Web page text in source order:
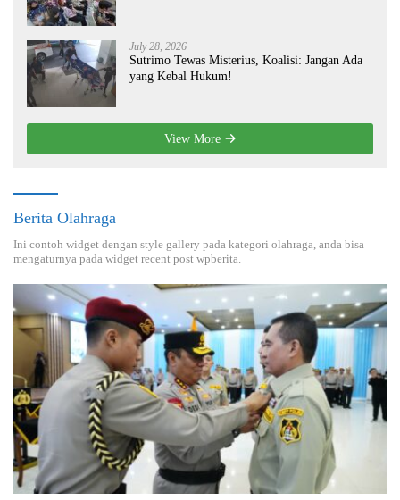
July 28, 2026
Sutrimo Tewas Misterius, Koalisi: Jangan Ada
yang Kebal Hukum!
View More
Berita Olahraga
Ini contoh widget dengan style gallery pada kategori olahraga, anda bisa
mengaturnya pada widget recent post wpberita.